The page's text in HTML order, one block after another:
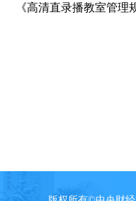
《高清直录播教室管理